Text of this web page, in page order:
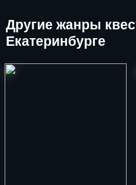
Другие жанры
Екатеринбурге